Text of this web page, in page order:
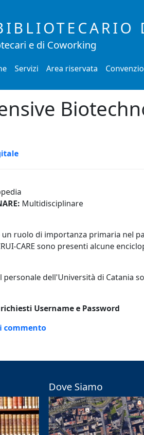
e di Coworking
Servizi Area riservata
Multidisciplinare
un ruolo di importanza primaria nel
CARE sono presenti alcune
personale dell'Università di Catania
Username e Password
commento
Dove Siamo